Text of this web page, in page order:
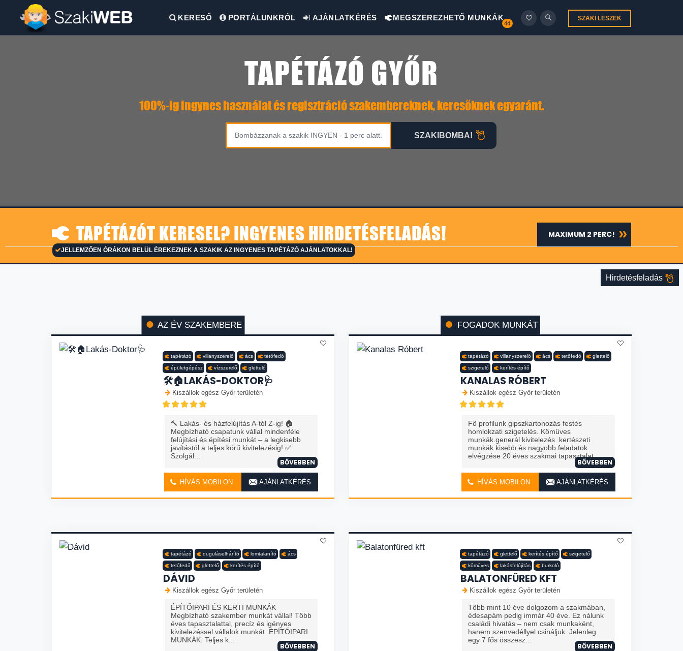
SZAKI LESZEK
KERESŐ PORTÁLUNKRÓL AJÁNLATKÉRÉS MEGSZEREZHETŐ MUNKÁK
44
TAPÉTÁZÓ GYŐR
100%-ig ingynes használat és regisztráció szakembereknek, keresőknek egyaránt.
SZAKIBOMBA!
TAPÉTÁZÓT KERESEL? INGYENES HIRDETÉSFELADÁS!
JELLEMZŐEN ÓRÁKON BELÜL ÉREKEZNEK A SZAKIK AZ INGYENES TAPÉTÁZÓ AJÁNLATOKKAL!
MAXIMUM 2 PERC!
AZ ÉV SZAKEMBERE
tapétázó villanyszerelő ács tetőfedő
épületgépész vízszerelő glettelő
🛠️🏠LAKÁS-DOKTOR🩺
Kiszállok egész Győr területén
🔨 Lakás- és házfelújítás A-tól Z-ig! 🏠
Megbízható csapatunk vállal mindenféle
felújítási és építési munkát – a legkisebb
javítástól a teljes körű kivitelezésig! ✅
Szolgál...
BŐVEBBEN
HÍVÁS MOBILON AJÁNLATKÉRÉS
FOGADOK MUNKÁT
tapétázó villanyszerelő ács tetőfedő glettelő
szigetelő kerítés építő
KANALAS RÓBERT
Kiszállok egész Győr területén
Fö profilunk gipszkartonozás festés
homlokzati szigetelés. Kömüves
munkák.generál kivitelezés kertészeti
munkák kisebb és nagyobb feladatok
elvégzése 20 éves szakmai tapasztalat. ...
BŐVEBBEN
HÍVÁS MOBILON AJÁNLATKÉRÉS
tapétázó duguláselhárító lomtalanító ács
tetőfedő glettelő kerítés építő
DÁVID
Kiszállok egész Győr területén
ÉPÍTŐIPARI ÉS KERTI MUNKÁK
Megbízható szakember munkát vállal! Több
éves tapasztalattal, precíz és igényes
kivitelezéssel vállalok munkát. ÉPÍTŐIPARI
MUNKÁK: Teljes k...
BŐVEBBEN
tapétázó glettelő kerítés építő szigetelő
kőműves lakásfelújítás burkoló
BALATONFÜRED KFT
Kiszállok egész Győr területén
Több mint 10 éve dolgozom a szakmában,
édesapám pedig immár 40 éve. Ez nálunk
családi hivatás – nem csak munkaként,
hanem szenvedéllyel csináljuk. Jelenleg
egy 7 fős összesz...
BŐVEBBEN
Hirdetésfeladás